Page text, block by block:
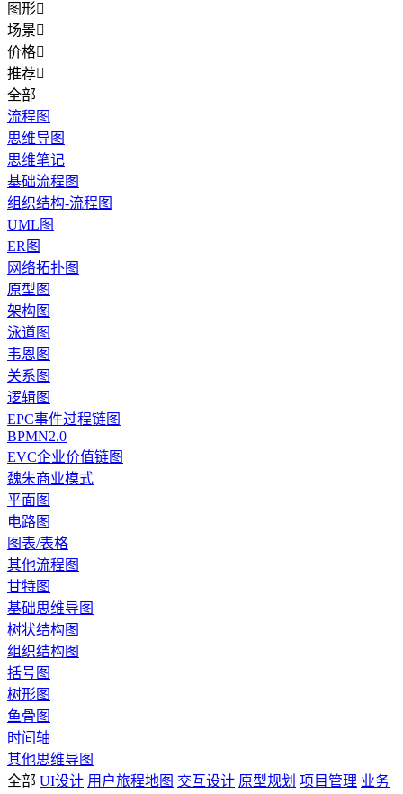
图形
场景
价格
推荐
全部
流程图
思维导图
思维笔记
基础流程图
组织结构-流程图
UML图
ER图
网络拓扑图
原型图
架构图
泳道图
韦恩图
关系图
逻辑图
EPC事件过程链图
BPMN2.0
EVC企业价值链图
魏朱商业模式
平面图
电路图
图表/表格
其他流程图
甘特图
基础思维导图
树状结构图
组织结构图
括号图
树形图
鱼骨图
时间轴
其他思维导图
全部 UI设计 用户旅程地图 交互设计 原型规划 项目管理 业务